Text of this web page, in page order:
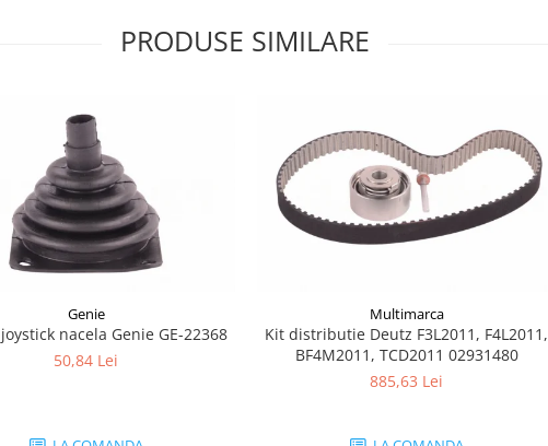
PRODUSE SIMILARE
Genie
nacela Genie GE-22368
50,84 Lei
Multimarca
Kit distributie Deutz F3L2011, F4L2011,
BF4M2011, TCD2011 02931480
885,63 Lei